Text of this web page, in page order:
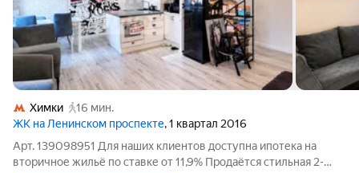
Химки
16 мин.
ЖК на Ленинском проспекте, 1 квартал 2016
Арт. 139098951 Для наших клиентов доступна ипотека на
вторичное жильё по ставке от 11,9% Продаётся стильная 2-